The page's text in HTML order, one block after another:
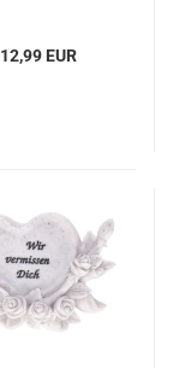
12,99 EUR